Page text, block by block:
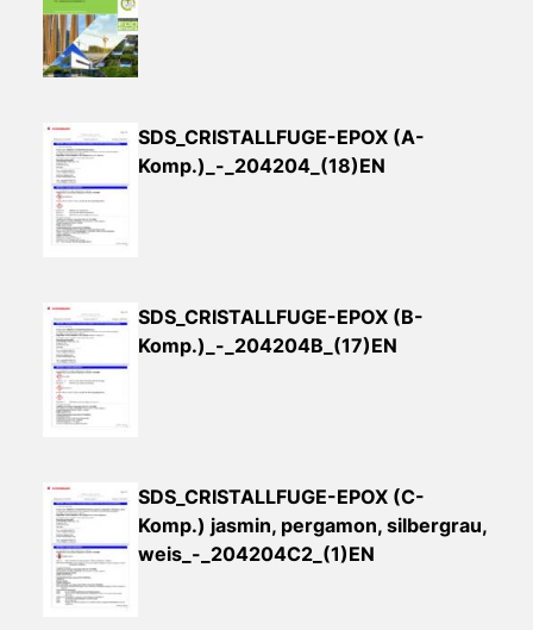
SDS_CRISTALLFUGE-EPOX (A-
Komp.)_-_204204_(18)EN
SDS_CRISTALLFUGE-EPOX (B-
Komp.)_-_204204B_(17)EN
SDS_CRISTALLFUGE-EPOX (C-
Komp.) jasmin, pergamon, silbergrau,
weis_-_204204C2_(1)EN